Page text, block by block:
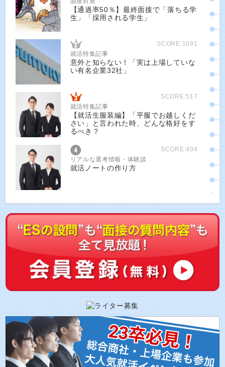
【通過率50％】最終面接で「落ちる学
生」「採用される学生」
SCORE:1091
就活特集記事
意外と知らない！「実は上場していな
い有名企業32社」
SCORE:517
就活特集記事
【就活生服装編】「平服でお越しくだ
さい」と言われた時、どんな格好をす
るべき？
SCORE:404
リアルな選考情報・体験談
就活ノートの作り方